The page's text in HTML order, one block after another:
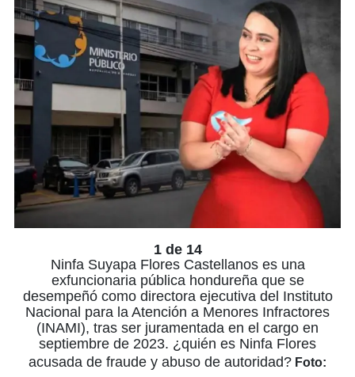
1 de 14
Ninfa Suyapa Flores Castellanos es una
exfuncionaria pública hondureña que se
desempeñó como directora ejecutiva del Instituto
Nacional para la Atención a Menores Infractores
(INAMI), tras ser juramentada en el cargo en
septiembre de 2023. ¿quién es Ninfa Flores
acusada de fraude y abuso de autoridad? Foto: